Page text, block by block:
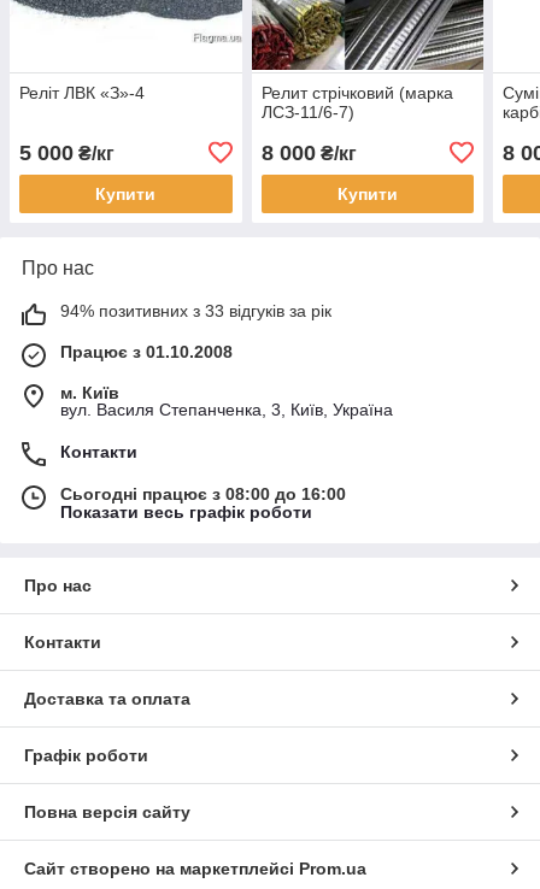
Реліт ЛВК «З»-4
5 000 ₴/кг
Купити
Релит стрічковий (марка
ЛСЗ-11/6-7)
8 000₴/кг
Купити
8
Про нас
94% позитивних з 33 відгуків за рік
Працює з 01.10.2008
м. Київ
вул. Василя Степанченка, 3, Київ, Україна
Контакти
Сьогодні працює з 08:00 до 16:00
Показати весь графік роботи
Про нас
Контакти
Доставка та оплата
Графік роботи
Повна версія сайту
Сайт створено на маркетплейсі Prom.ua